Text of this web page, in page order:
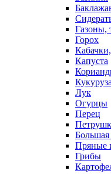
Газоны,
Горох
Капуста
Кукуруза
Лук
Огурцы
Перец
Большая
Пряные
Грибы